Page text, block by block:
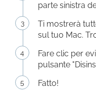
parte sinistra
Ti mostrerà
sul tuo Mac.
Fare clic per
pulsante
Fatto!